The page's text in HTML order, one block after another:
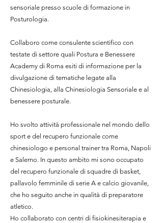
sensoriale presso scuole di formazione in
Posturologia.
Collaboro come consulente scientifico con
testate di settore quali Postura e Benessere
Academy di Roma esiti di informazione per la
divulgazione di tematiche legate alla
Chinesiologia, alla Chinesiologia Sensoriale e al
benessere posturale.
Ho svolto attività professionale nel mondo dello
sport e del recupero funzionale come
chinesiologo e personal trainer tra Roma, Napoli
e Salerno. In questo ambito mi sono occupato
del recupero funzionale di squadre di basket,
pallavolo femminile di serie A e calcio giovanile,
che ho seguito anche in qualità di preparatore
atletico.
Ho collaborato con centri di fisiokinesiterapia e